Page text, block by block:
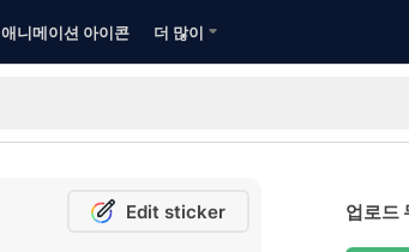
애니메이션 아이콘 더 많이
Edit sticker 업로드